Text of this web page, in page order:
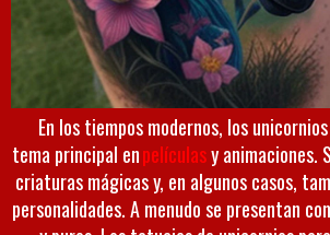
En los tiempos modernos, los
tema principal enpelículasy animaciones.
criaturas mágicas y, en algunos casos,
personalidades. A menudo se presentan